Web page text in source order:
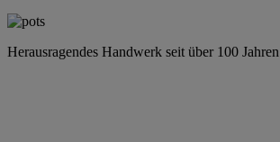
Herausragendes Handwerk seit über 100 Jahren